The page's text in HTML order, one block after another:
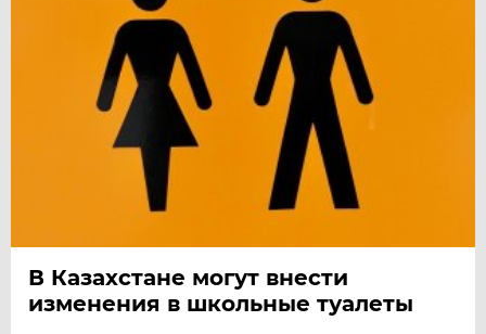
В Казахстане могут внести
изменения в школьные туалеты